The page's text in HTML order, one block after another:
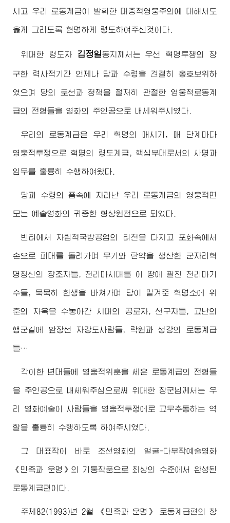
시고 우리 로동계급이 발휘한 대중적영웅주의에 대해서도
옳게 그리도록 현명하게 령도하여주신것이다.
위대한 령도자 김정일동지 께서는 우선 혁명투쟁의 장
구한 력사적기간 언제나 당과 수령을 견결히 옹호보위하
였으며 당의 로선과 정책을 철저히 관철한 영웅적로동계
급의 전형들을 영화의 주인공으로 내세워주시였다.
우리의 로동계급은 우리 혁명의 매시기, 매 단계마다
영웅적투쟁으로 혁명의 령도계급, 핵심부대로서의 사명과
임무를 훌륭히 수행하여왔다.
당과 수령의 품속에 자라난 우리 로동계급의 영웅적면
모는 예술영화의 귀중한 형상원천으로 되였다.
빈터에서 자립적국방공업의 터전을 다지고 포화속에서
손으로 피대를 돌려가며 무기와 탄약을 생산한 군자리혁
명정신의 창조자들, 천리마시대를 이 땅에 펼친 천리마기
수들, 묵묵히 한생을 바쳐가며 당이 맡겨준 혁명소에 위
훈의 자욱을 수놓아간 시대의 공로자, 선구자들, 고난의
행군길에 앞장선 자강도사람들, 락원과 성강의 로동계급
들…
각이한 년대들에 영웅적위훈을 세운 로동계급의 전형들
을 주인공으로 내세워주심으로써 위대한 장군님 께서는 우
리 영화예술이 사람들을 영웅적투쟁에로 고무추동하는 역
할을 훌륭히 수행하도록 하여주시였다.
그 대표작이 바로 조선영화의 얼굴-다부작예술영화
《민족과 운명》의 기둥작품으로 최상의 수준에서 완성된
로동계급편이다.
주체82(1993)년 2월 《민족과 운명》 로동계급편의 창